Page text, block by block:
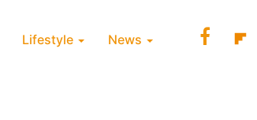
Lifestyle News